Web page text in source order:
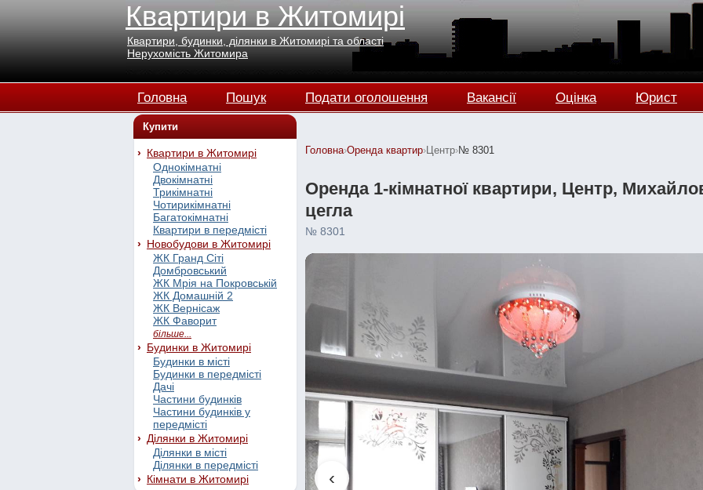
Квартири в Житомирі
Квартири, будинки, ділянки в Житомирі та області
Нерухомість Житомира
Головна Пошук Подати оголошення Вакансії Оцінка Юрист
Купити
Квартири в Житомирі
Однокімнатні
Двокімнатні
Трикімнатні
Чотирикімнатні
Багатокімнатні
Квартири в передмісті
Новобудови в Житомирі
ЖК Гранд Сіті
Домбровський
ЖК Мрія на Покровській
ЖК Домашній 2
ЖК Вернісаж
ЖК Фаворит
більше...
Будинки в Житомирі
Будинки в місті
Будинки в передмісті
Дачі
Частини будинків
Частини будинків у
передмісті
Ділянки в Житомирі
Ділянки в місті
Ділянки в передмісті
Кімнати в Житомирі
Головна›Оренда квартир›Центр›№ 8301
Оренда 1-кімнатної квартири, Центр,
цегла
№ 8301
‹